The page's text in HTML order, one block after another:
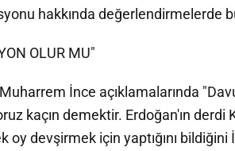
hakkında değerlendirmelerde
OLUR MU"
İnce açıklamalarında
kaçın demektir. Erdoğan'ın derdi
devşirmek için yaptığını bildiğini